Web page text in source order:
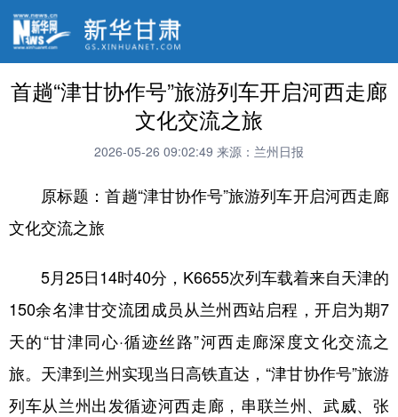
首趟“津甘协作号”旅游列车开启河西走廊
文化交流之旅
2026-05-26 09:02:49 来源：兰州日报
原标题：首趟“津甘协作号”旅游列车开启河西走廊
文化交流之旅
5月25日14时40分，K6655次列车载着来自天津的
150余名津甘交流团成员从兰州西站启程，开启为期7
天的“甘津同心·循迹丝路”河西走廊深度文化交流之
旅。天津到兰州实现当日高铁直达，“津甘协作号”旅游
列车从兰州出发循迹河西走廊，串联兰州、武威、张